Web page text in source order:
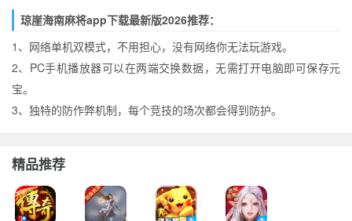
琼崖海南麻将app下载最新版2026推荐：
1、网络单机双模式，不用担心，没有网络你无法玩游戏。
2、PC手机播放器可以在两端交换数据，无需打开电脑即可保存元
宝。
3、独特的防作弊机制，每个竞技的场次都会得到防护。
精品推荐